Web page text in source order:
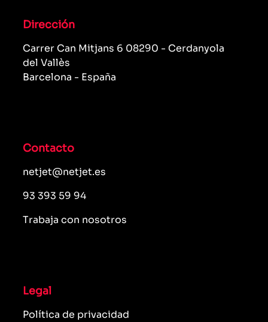
Dirección
Carrer Can Mitjans 6 08290 - Cerdanyola
del Vallès
Barcelona - España
Contacto
netjet@netjet.es
93 393 59 94
Trabaja con nosotros
Legal
Política de privacidad